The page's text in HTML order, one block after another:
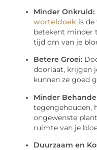
Minder Onkruid:
worteldoek is
betekent minder
tijd om van je
Betere Groei:
doorlaat, krijgen
kunnen ze goed
Minder
tegengehouden,
ongewenste
ruimte van je
Duurzaam en